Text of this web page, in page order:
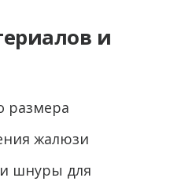
и
размера
жалюзи
шнуры для